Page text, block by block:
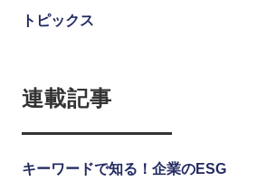
トピックス
連載記事
キーワードで知る！企業のESG